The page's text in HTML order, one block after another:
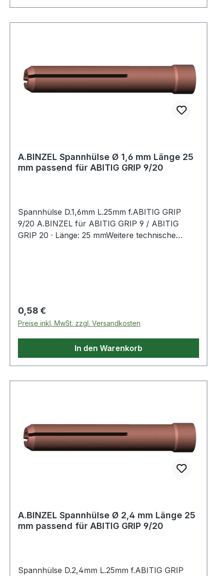
A.BINZEL Spannhülse Ø 1,6 mm Länge 25
mm passend für ABITIG GRIP 9/20
Spannhülse D.1,6mm L.25mm f.ABITIG GRIP
9/20 A.BINZEL für ABITIG GRIP 9 / ABITIG
GRIP 20 · Länge: 25 mmWeitere technische
Regulärer Preis:
0,58 €
Preise inkl. MwSt. zzgl. Versandkosten
In den Warenkorb
A.BINZEL Spannhülse Ø 2,4 mm Länge 25
mm passend für ABITIG GRIP 9/20
Spannhülse D.2,4mm L.25mm f.ABITIG GRIP